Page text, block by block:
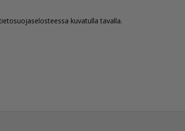
kuvatulla tavalla.